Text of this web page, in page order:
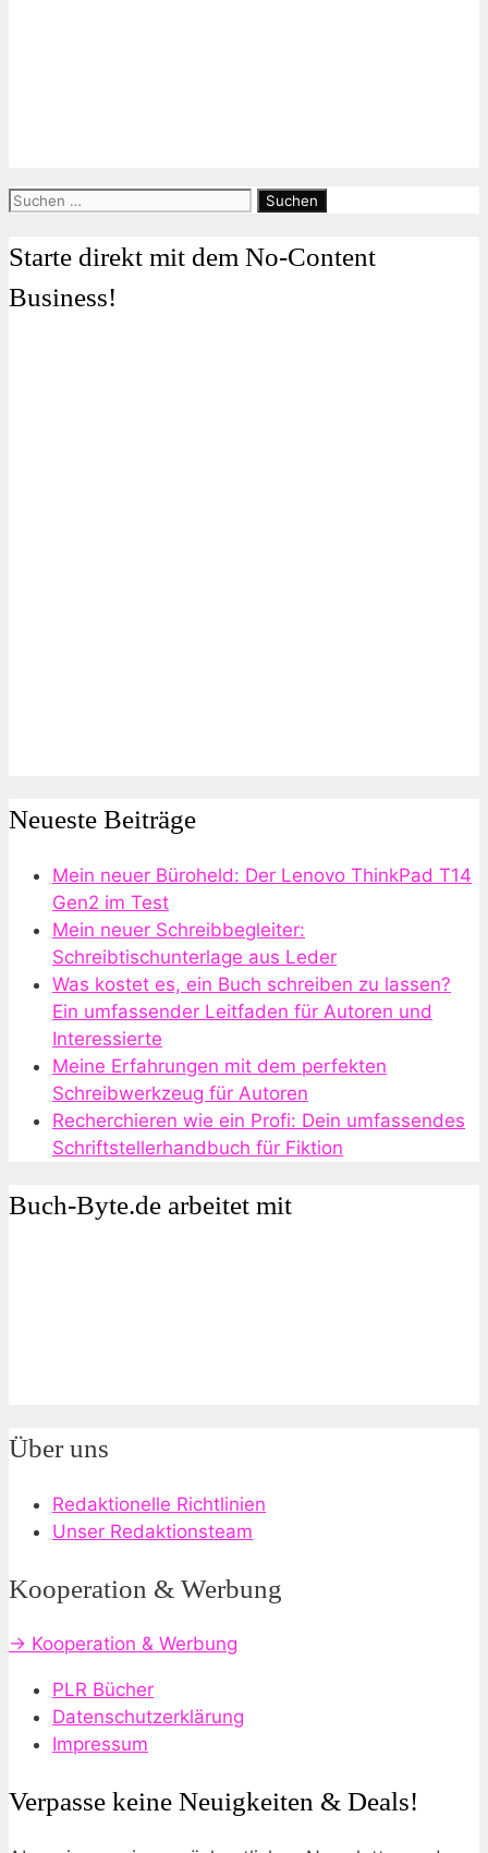
Suchen
Starte direkt mit dem No-Content
Business!
Neueste Beiträge
Mein neuer Büroheld: Der Lenovo ThinkPad T14
Gen2 im Test
Mein neuer Schreibbegleiter:
Schreibtischunterlage aus Leder
Was kostet es, ein Buch schreiben zu lassen?
Ein umfassender Leitfaden für Autoren und
Interessierte
Meine Erfahrungen mit dem perfekten
Schreibwerkzeug für Autoren
Recherchieren wie ein Profi: Dein umfassendes
Schriftstellerhandbuch für Fiktion
Buch-Byte.de arbeitet mit
Über uns
Redaktionelle Richtlinien
Unser Redaktionsteam
Kooperation & Werbung
→ Kooperation & Werbung
PLR Bücher
Datenschutzerklärung
Impressum
Verpasse keine Neuigkeiten & Deals!